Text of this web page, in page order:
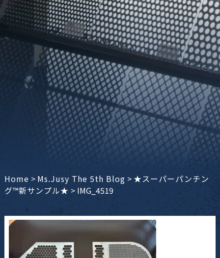
Home > Ms.Jusy The 5th Blog > ★スーパーパンチン
グ™新サンプル★ > IMG_4519